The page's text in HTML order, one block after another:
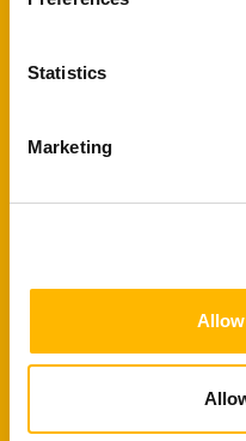
Statistics
Marketing
mit der